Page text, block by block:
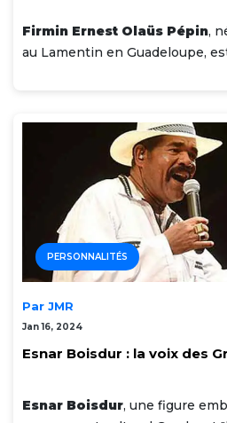
Firmin Ernest Olaüs Pépin,
au Lamentin en Guadeloupe,
PERSONNALITÉS
Par JMR
Jan 16, 2024
Esnar Boisdur : la voix des
Esnar Boisdur, une figure